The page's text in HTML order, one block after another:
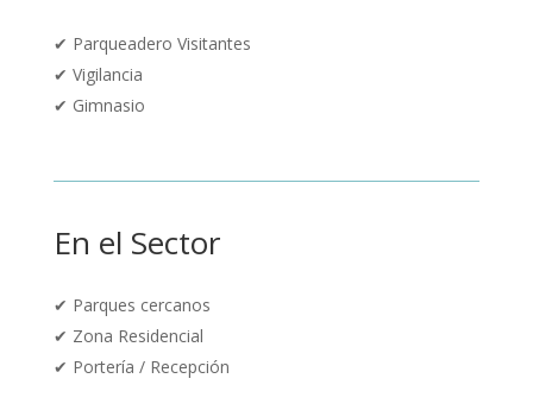
✔ Parqueadero Visitantes
✔ Vigilancia
✔ Gimnasio
En el Sector
✔ Parques cercanos
✔ Zona Residencial
✔ Portería / Recepción